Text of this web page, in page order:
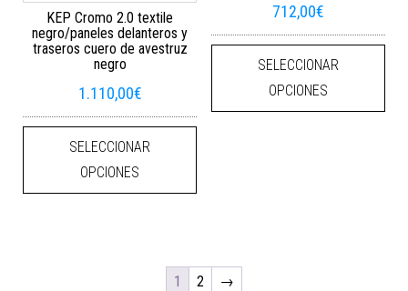
KEP Cromo 2.0 textile
negro/paneles delanteros y
traseros cuero de avestruz
negro
1.110,00€
SELECCIONAR
OPCIONES
Este producto tiene múltiples
712,00€
SELECCIONAR
OPCIONES
1 2 →